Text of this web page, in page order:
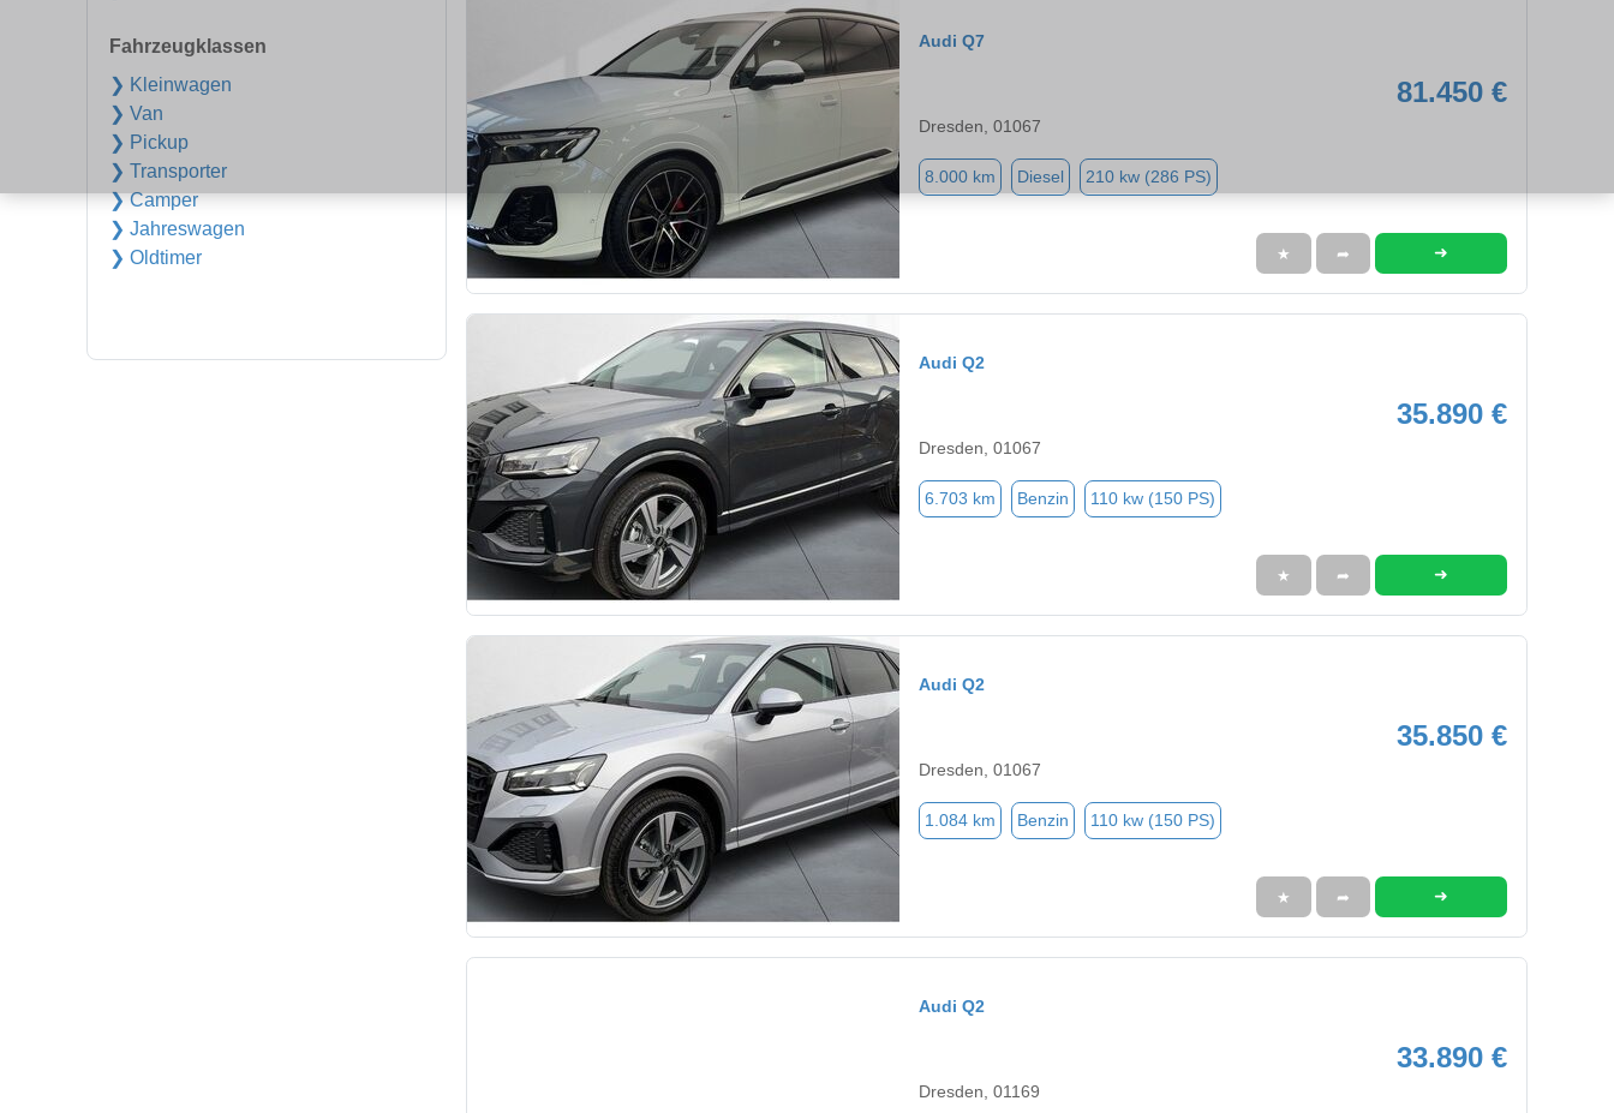
Fahrzeugklassen
❯ Kleinwagen
❯ Van
❯ Pickup
❯ Transporter
❯ Camper
❯ Jahreswagen
❯ Oldtimer
Audi Q7
81.450 €
Dresden, 01067
8.000 km Diesel 210 kw (286 PS)
★ ➦ ➜
Audi Q2
35.890 €
Dresden, 01067
6.703 km Benzin 110 kw (150 PS)
★ ➦ ➜
Audi Q2
35.850 €
Dresden, 01067
1.084 km Benzin 110 kw (150 PS)
★ ➦ ➜
Audi Q2
33.890 €
Dresden, 01169